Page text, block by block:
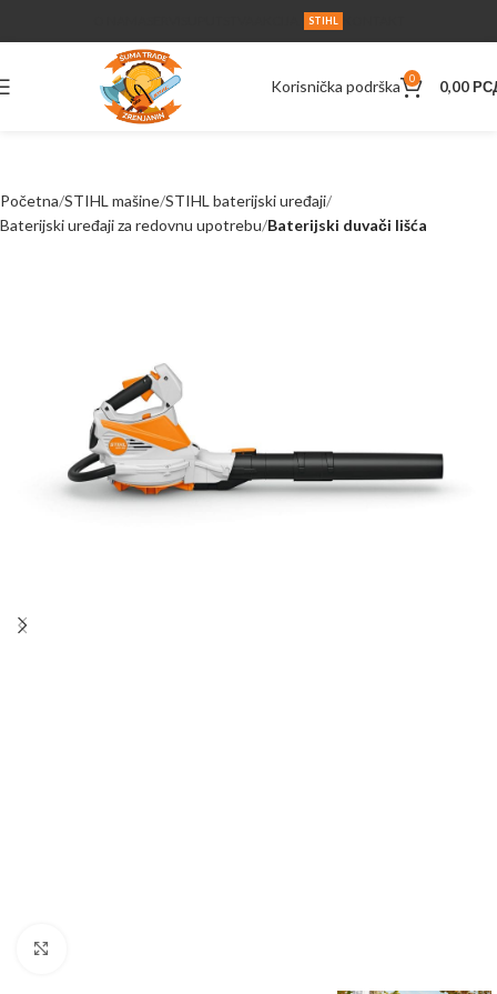
STIHL
Korisnička podrška 0 0,00
Početna STIHL mašine STIHL baterijski uređaji
Baterijski uređaji za redovnu upotrebu Baterijski duvači lišća